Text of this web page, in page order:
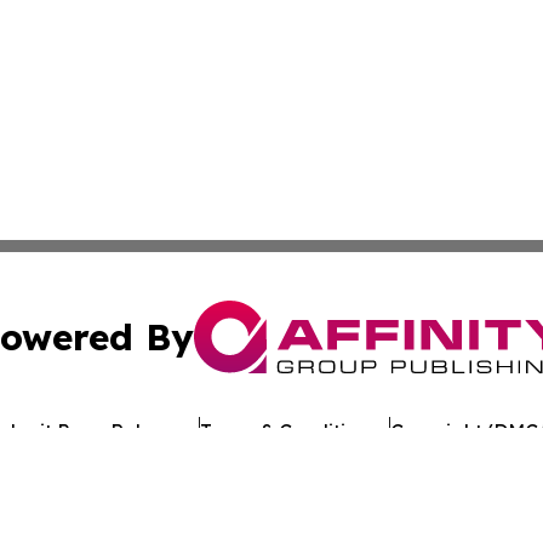
By
Press Release Terms & Conditions Copyright/